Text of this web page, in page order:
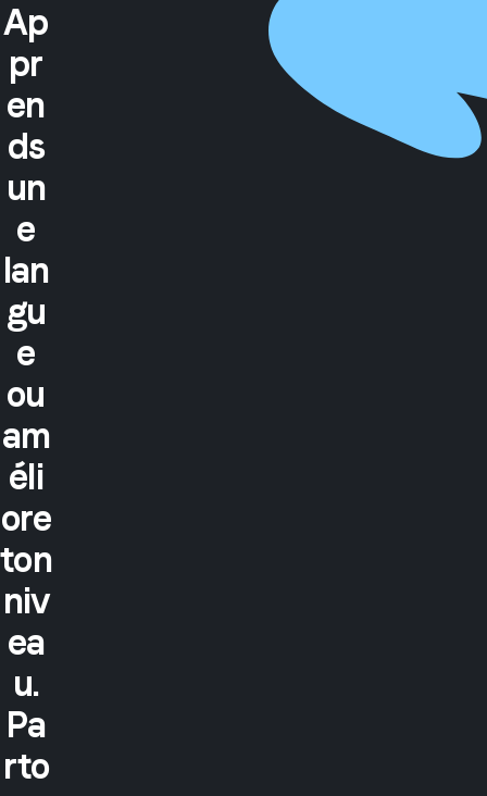
Ap
pr
en
ds
un
e
lan
gu
e
ou
am
éli
ore
ton
niv
ea
u.
Pa
rto